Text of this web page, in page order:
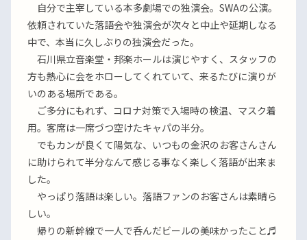
自分で主宰している本多劇場での独演会。SWAの公演。
依頼されていた落語会や独演会が次々と中止や延期しなる
中で、本当に久しぶりの独演会だった。
石川県立音楽堂・邦楽ホールは演じやすく、スタッフの
方も熱心に会をホローしてくれていて、来るたびに演りが
いのある場所である。
ご多分にもれず、コロナ対策で入場時の検温、マスク着
用。客席は一席づつ空けたキャパの半分。
でもカンが良くて陽気な、いつもの金沢のお客さんさん
に助けられて半分なんて感じる事なく楽しく落語が出来ま
した。
やっぱり落語は楽しい。落語ファンのお客さんは素晴ら
しい。
帰りの新幹線で一人で呑んだビールの美味かったこと♬